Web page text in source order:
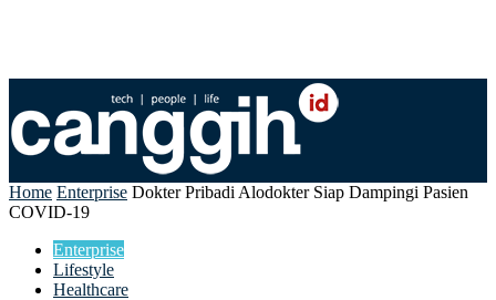
Home Enterprise Dokter Pribadi Alodokter Siap Dampingi Pasien
COVID-19
Enterprise
Lifestyle
Healthcare